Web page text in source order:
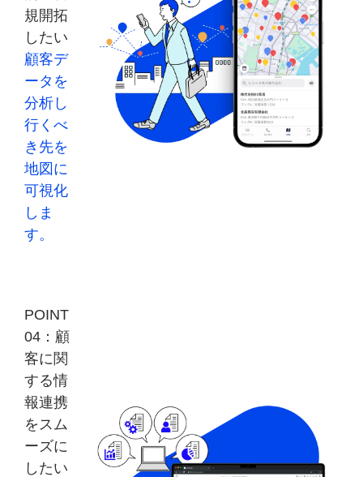
規開拓
したい
顧客デ
ータを
分析し
行くべ
き先を
地図に
可視化
しま
す。
POINT
04：顧
客に関
する情
報連携
をスム
ーズに
したい